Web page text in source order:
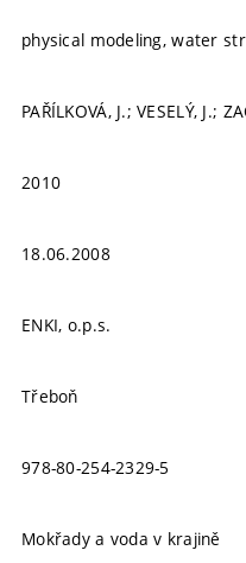
physical modeling, water
PAŘÍLKOVÁ, J.; VESELÝ, J.;
2010
18.06.2008
ENKI, o.p.s.
Třeboň
978-80-254-2329-5
Mokřady a voda v krajině